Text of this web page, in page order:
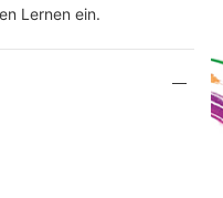
Lernen ein.